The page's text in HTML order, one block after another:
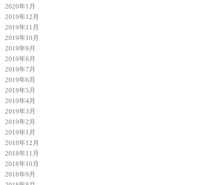
2020年1月
2019年12月
2019年11月
2019年10月
2019年9月
2019年8月
2019年7月
2019年6月
2019年5月
2019年4月
2019年3月
2019年2月
2019年1月
2018年12月
2018年11月
2018年10月
2018年9月